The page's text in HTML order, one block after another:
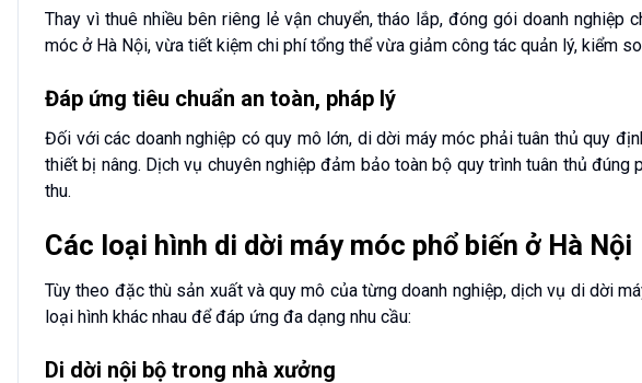
Thay vì thuê nhiều bên riêng lẻ vận chuyển, tháo lắp, đóng gói doanh nghiệp
móc ở Hà Nội, vừa tiết kiệm chi phí tổng thể vừa giảm công tác quản lý, kiểm
Đáp ứng tiêu chuẩn an toàn, pháp lý
Đối với các doanh nghiệp có quy mô lớn, di dời máy móc phải tuân thủ quy
thiết bị nâng. Dịch vụ chuyên nghiệp đảm bảo toàn bộ quy trình tuân thủ đúng
thu.
Các loại hình di dời máy móc phổ biến ở Hà Nội
Tùy theo đặc thù sản xuất và quy mô của từng doanh nghiệp, dịch vụ di dời
loại hình khác nhau để đáp ứng đa dạng nhu cầu:
Di dời nội bộ trong nhà xưởng